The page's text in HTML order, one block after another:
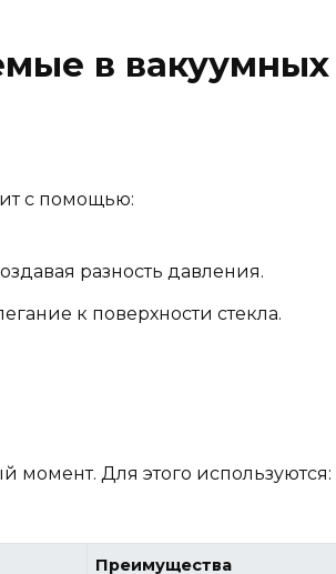
в
с помощью:
разность давления.
к поверхности стекла.
Для этого используются:
Преимущества